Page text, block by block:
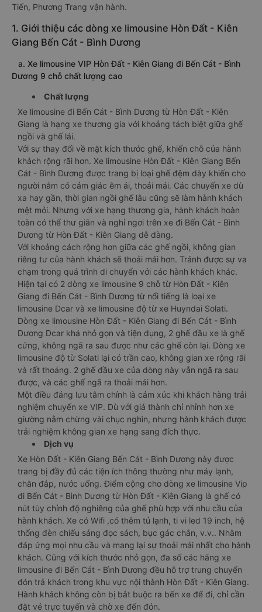
Tiến, Phương Trang vận hành.
1. Giới thiệu các dòng xe limousine Hòn Đất - Kiên
Giang Bến Cát - Bình Dương
a. Xe limousine VIP Hòn Đất - Kiên Giang đi Bến Cát - Bình
Dương 9 chỗ chất lượng cao
Chất lượng
Xe limousine đi Bến Cát - Bình Dương từ Hòn Đất - Kiên
Giang là hạng xe thương gia với khoảng tách biệt giữa ghế
ngồi và ghế lái.
Với sự thay đổi về mặt kích thước ghế, khiến chỗ của hành
khách rộng rãi hơn. Xe limousine Hòn Đất - Kiên Giang Bến
Cát - Bình Dương được trang bị loại ghế đệm dày khiến cho
người nằm có cảm giác êm ái, thoải mái. Các chuyến xe dù
xa hay gần, thời gian ngồi ghế lâu cũng sẽ làm hành khách
mệt mỏi. Nhưng với xe hạng thương gia, hành khách hoàn
toàn có thể thư giãn và nghỉ ngơi trên xe đi Bến Cát - Bình
Dương từ Hòn Đất - Kiên Giang dễ dàng.
Với khoảng cách rộng hơn giữa các ghế ngồi, không gian
riêng tư của hành khách sẽ thoải mái hơn. Tránh được sự va
chạm trong quá trình di chuyển với các hành khách khác.
Hiện tại có 2 dòng xe limousine 9 chỗ từ Hòn Đất - Kiên
Giang đi Bến Cát - Bình Dương từ nổi tiếng là loại xe
limousine Dcar và xe limousine độ từ xe Huyndai Solati.
Dòng xe limousine Hòn Đất - Kiên Giang đi Bến Cát - Bình
Dương Dcar khá nhỏ gọn và tiện dụng, 2 ghế đầu xe là ghế
cứng, không ngã ra sau được như các ghế còn lại. Dòng xe
limousine độ từ Solati lại có trần cao, không gian xe rộng rãi
và rất thoáng. 2 ghế đầu xe của dòng này vẫn ngã ra sau
được, và các ghế ngã ra thoải mái hơn.
Một điều đáng lưu tâm chính là cảm xúc khi khách hàng trải
nghiệm chuyến xe VIP. Dù với giá thành chỉ nhỉnh hơn xe
giường nằm chừng vài chục nghìn, nhưng hành khách được
trải nghiệm không gian xe hạng sang đích thực.
Dịch vụ
Xe Hòn Đất - Kiên Giang Bến Cát - Bình Dương này được
trang bị đầy đủ các tiện ích thông thường như máy lạnh,
chăn đắp, nước uống. Điểm cộng cho dòng xe limousine Vip
đi Bến Cát - Bình Dương từ Hòn Đất - Kiên Giang là ghế có
nút tùy chỉnh độ nghiêng của ghế phù hợp với nhu cầu của
hành khách. Xe có Wifi ,có thêm tủ lạnh, ti vi led 19 inch, hệ
thống đèn chiếu sáng đọc sách, bục gác chân, v.v.. Nhằm
đáp ứng mọi nhu cầu và mang lại sự thoải mái nhất cho hành
khách. Cũng với kích thước nhỏ gọn, đa số các hãng xe
limousine đi Bến Cát - Bình Dương đều hỗ trợ trung chuyển
đón trả khách trong khu vực nội thành Hòn Đất - Kiên Giang.
Hành khách không còn bị bắt buộc ra bến xe để đi, chỉ cần
đặt vé trực tuyến và chờ xe đến đón.